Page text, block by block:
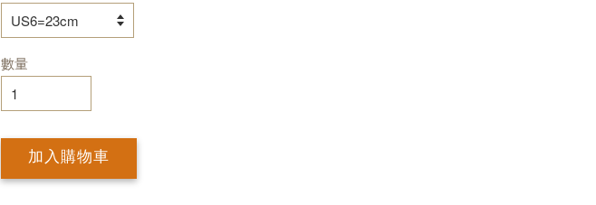
數量
加入購物車